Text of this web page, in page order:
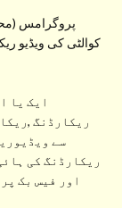
پروگرامس
کوالٹی کی ویڈیو
ایک یا
ریکارڈنگ
سے
ریکارڈنگ کی
اور فیس بک